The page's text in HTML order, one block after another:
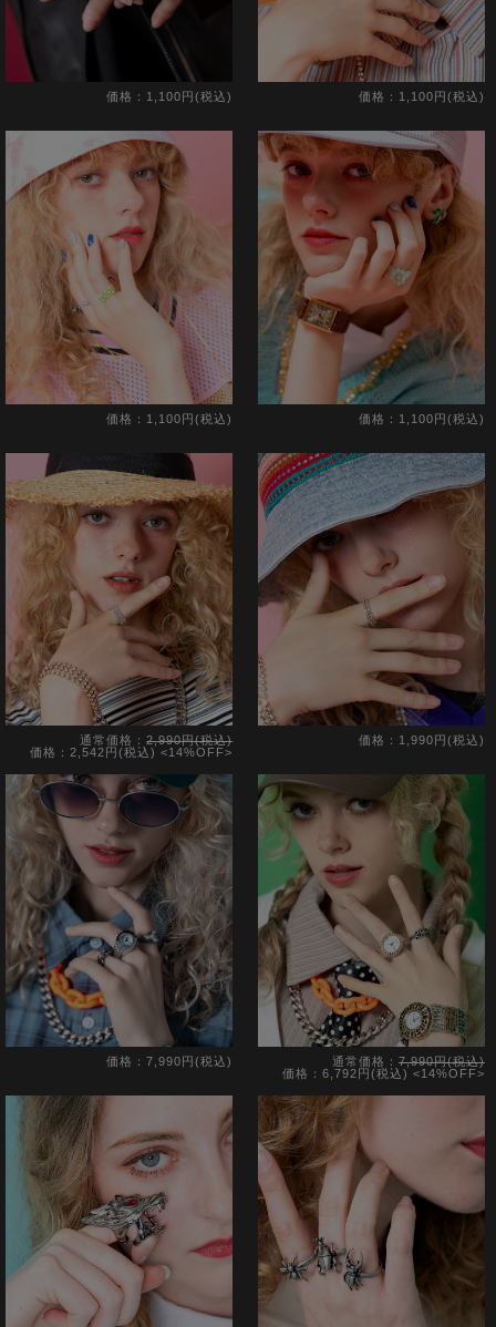
価格：1,100円(税込) 価格：1,100円(税込)
価格：1,100円(税込) 価格：1,100円(税込)
通常価格：2,990円(税込)
価格：2,542円(税込)<14%OFF>
価格：1,990円(税込)
価格：7,990円(税込) 通常価格： 7,990円(税込)
価格：6,792円(税込) <14%OFF>